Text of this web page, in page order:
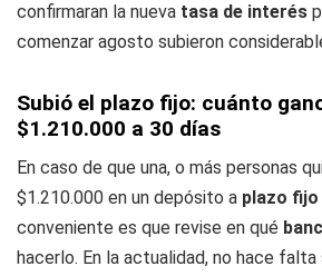
confirmaran la nueva tasa de interés
comenzar agosto subieron
Subió el plazo fijo: cuánto
$1.210.000 a 30 días
En caso de que una, o más personas
$1.210.000 en un depósito a plazo fijo
conveniente es que revise en qué
hacerlo. En la actualidad, no hace